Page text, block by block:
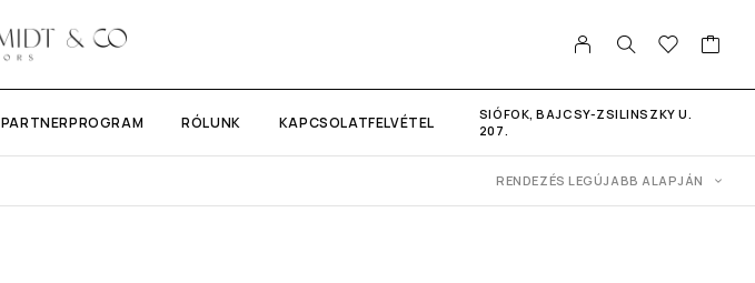
PARTNERPROGRAM RÓLUNK KAPCSOLATFELVÉTEL
SIÓFOK, BAJCSY-ZSILINSZKY U.
207.
RENDEZÉS LEGÚJABB ALAPJÁN